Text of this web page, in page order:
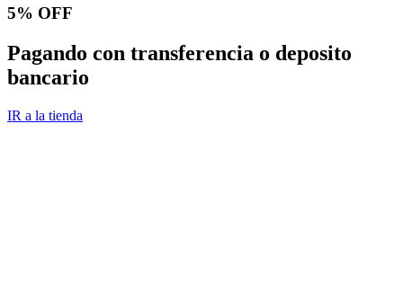
5% OFF
Pagando con transferencia o deposito
bancario
IR a la tienda